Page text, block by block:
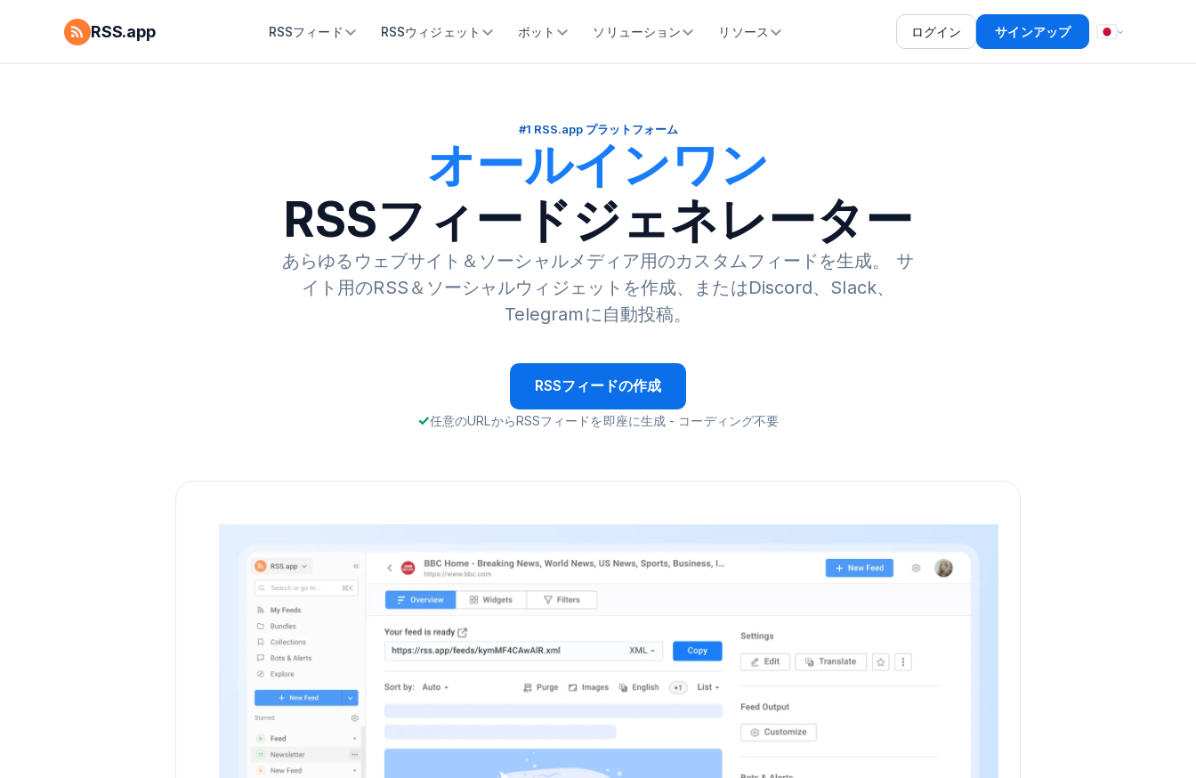
RSS.app RSSフィード RSSウィジェット ボット ソリューション リソース ログイン サインアップ
#1 RSS.app プラットフォーム
オールインワン
RSSフィードジェネレーター
あらゆるウェブサイト＆ソーシャルメディア用のカスタムフィードを生成。
サ
イト用のRSS＆ソーシャルウィジェットを作成、またはDiscord、Slack、
Telegramに自動投稿。
RSSフィードの作成
任意のURLからRSSフィードを即座に生成 - コーディング不要